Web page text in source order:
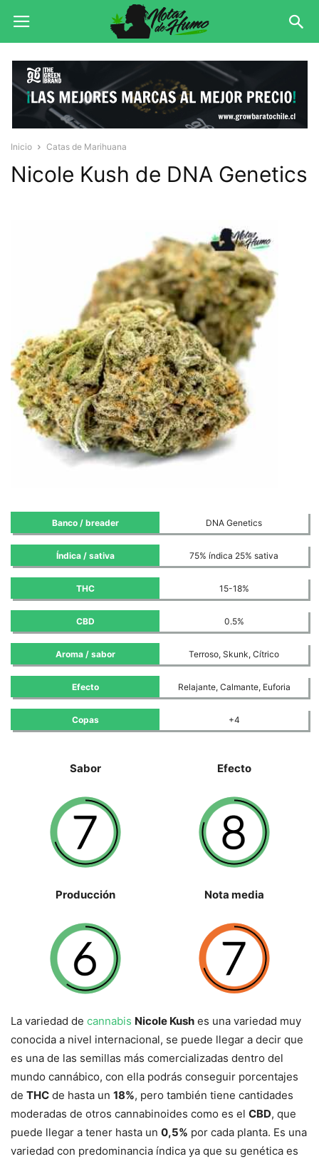
Inicio Catas de Marihuana
Nicole Kush de DNA Genetics
Banco / breader DNA Genetics
Índica / sativa 75% índica 25% sativa
THC 15-18%
CBD 0.5%
Aroma / sabor Terroso, Skunk, Cítrico
Efecto Relajante, Calmante, Euforia
Copas +4
Sabor Efecto
Producción Nota media
La variedad de cannabis Nicole Kush es una variedad muy
conocida a nivel internacional, se puede llegar a decir que
es una de las semillas más comercializadas dentro del
mundo cannábico, con ella podrás conseguir porcentajes
de THC de hasta un 18%, pero también tiene cantidades
moderadas de otros cannabinoides como es el CBD, que
puede llegar a tener hasta un 0,5% por cada planta. Es una
variedad con predominancia índica ya que su genética es